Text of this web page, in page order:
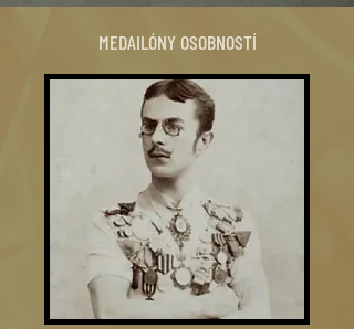
MEDAILÓNY OSOBNOSTÍ